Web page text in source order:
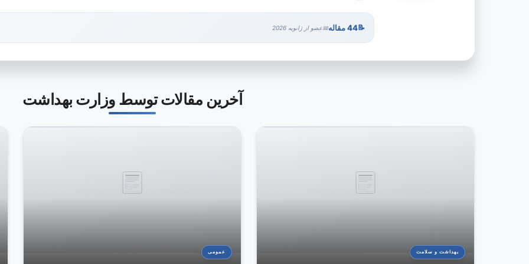
44 مقاله عضو از ژانویه 2026
آخرین مقالات توسط وزارت بهداشت
بهداشت و سلامت عمومی